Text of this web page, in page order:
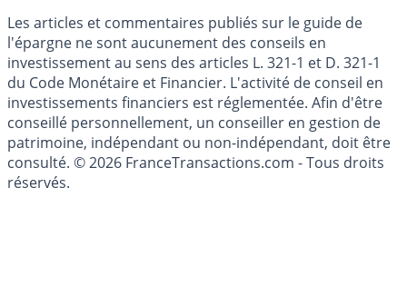
Les articles et commentaires publiés sur le guide de
l'épargne ne sont aucunement des conseils en
investissement au sens des articles L. 321-1 et D. 321-1
du Code Monétaire et Financier. L'activité de conseil en
investissements financiers est réglementée. Afin d'être
conseillé personnellement, un conseiller en gestion de
patrimoine, indépendant ou non-indépendant, doit être
consulté. © 2026 FranceTransactions.com - Tous droits
réservés.